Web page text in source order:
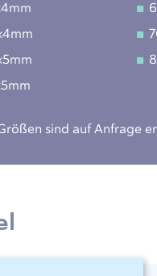
sind auf Anfrage